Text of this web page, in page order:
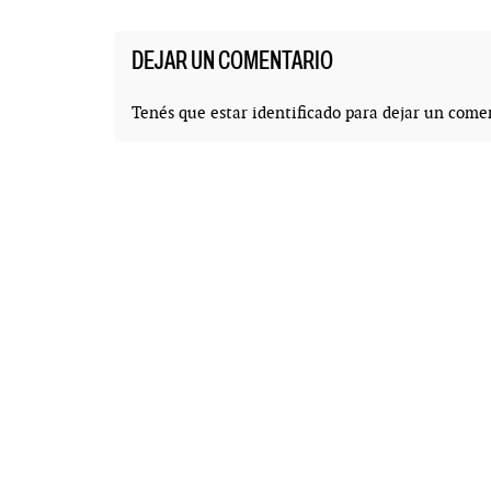
DEJAR UN COMENTARIO
Tenés que estar identificadopara dejar un